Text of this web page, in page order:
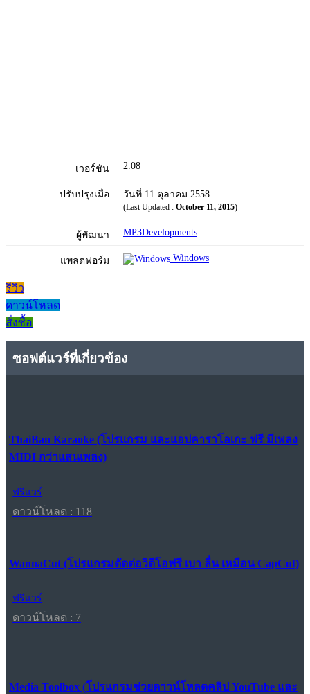
เวอร์ชัน 2.08
ปรับปรุงเมื่อ วันที่ 11 ตุลาคม 2558
(Last Updated : October 11, 2015)
ผู้พัฒนา MP3Developments
แพลตฟอร์ม Windows
รีวิว
ดาวน์โหลด
สั่งซื้อ
ซอฟต์แวร์ที่เกี่ยวข้อง
ThaiBan Karaoke (โปรแกรม และแอปคาราโอเกะ ฟรี มีเพลง
MIDI กว่าแสนเพลง)
ฟรีแวร์
ดาวน์โหลด : 118
WannaCut (โปรแกรมตัดต่อวิดีโอฟรี เบา ลื่น เหมือน CapCut)
ฟรีแวร์
ดาวน์โหลด : 7
Media Toolbox (โปรแกรมช่วยดาวน์โหลดคลิป YouTube และ